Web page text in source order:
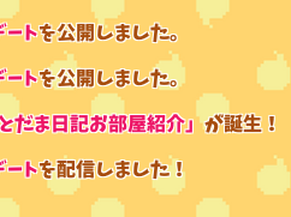
トを公開しました。
トを公開しました。
だま日記お部屋紹介」が誕生！
トを配信しました！